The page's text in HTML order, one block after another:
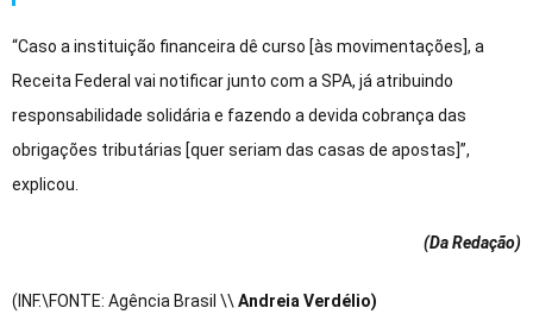
“Caso a instituição financeira dê curso [às movimentações], a
Receita Federal vai notificar junto com a SPA, já atribuindo
responsabilidade solidária e fazendo a devida cobrança das
obrigações tributárias [quer seriam das casas de apostas]”,
explicou.
(Da Redação)
(INF.\FONTE: Agência Brasil \\ Andreia Verdélio)